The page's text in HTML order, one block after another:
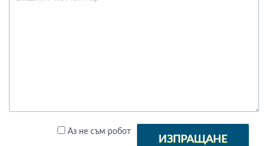
Аз не съм робот
ИЗПРАЩАНЕ